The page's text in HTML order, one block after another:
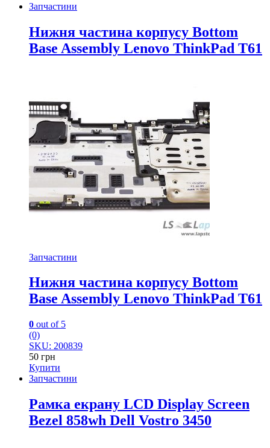
Запчастини
Нижня частина корпусу Bottom
Base Assembly Lenovo ThinkPad T61
Запчастини
Нижня частина корпусу Bottom
Base Assembly Lenovo ThinkPad T61
0 out of 5
(0)
SKU: 200839
50 грн
Купити
Запчастини
Рамка екрану LCD Display Screen
Bezel 858wh Dell Vostro 3450